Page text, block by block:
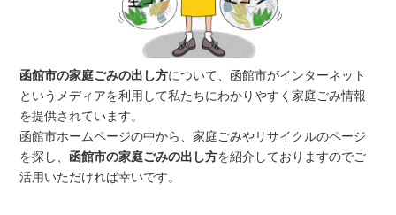
函館市の家庭ごみの出し方について、函館市がインターネット
というメディアを利用して私たちにわかりやすく家庭ごみ情報
を提供されています。
函館市ホームページの中から、家庭ごみやリサイクルのページ
を探し、函館市の家庭ごみの出し方を紹介しておりますのでご
活用いただければ幸いです。